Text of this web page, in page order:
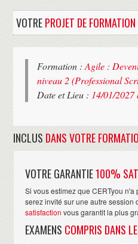
VOTREPROJET DE FORMATION
Formation : Agile :
niveau 2 (Professional
Date et Lieu : 14/01/
INCLUS DANS VOTRE
VOTRE GARANTIE100%
Si vous estimez que CERTyou
serez invité sur une autre session
satisfaction vous garantit la plus
EXAMENS COMPRIS DANS